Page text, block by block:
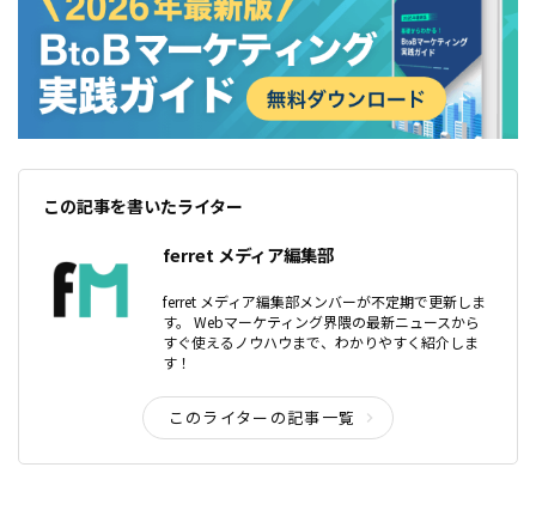
この記事を書いたライター
ferret メディア編集部
ferret メディア編集部メンバーが不定期で更新しま
す。 Webマーケティング界隈の最新ニュースから
すぐ使えるノウハウまで、わかりやすく紹介しま
す！
このライターの記事一覧